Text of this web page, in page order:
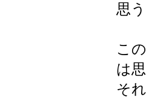
思
こ
は
そ